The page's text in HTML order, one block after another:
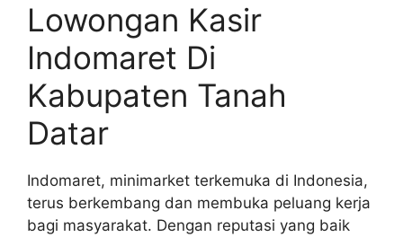
Lowongan Kasir
Indomaret Di
Kabupaten Tanah
Datar
Indomaret, minimarket terkemuka di Indonesia,
terus berkembang dan membuka peluang kerja
bagi masyarakat. Dengan reputasi yang baik